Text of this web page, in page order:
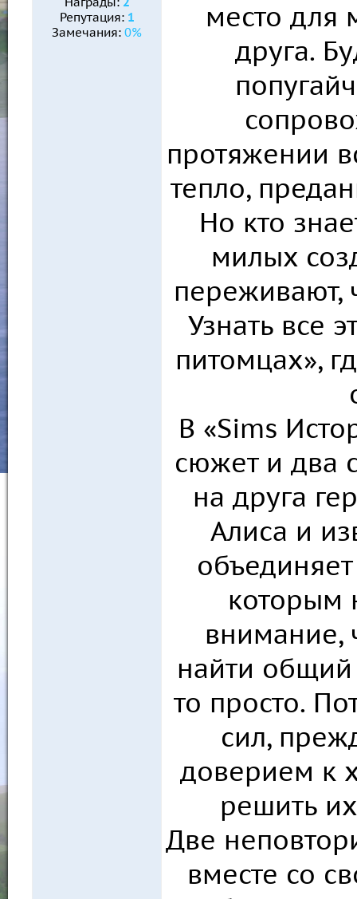
Репутация: 1
Замечания: 0%
место для
друга.
протяжении
тепло,
Но кто
милых
переживают,
Узнать все
питомцах»,
В «Sims
сюжет и два
на друга
Алиса и
которым
внимание,
найти
то просто.
сил,
доверием к
решить
Две
вместе со